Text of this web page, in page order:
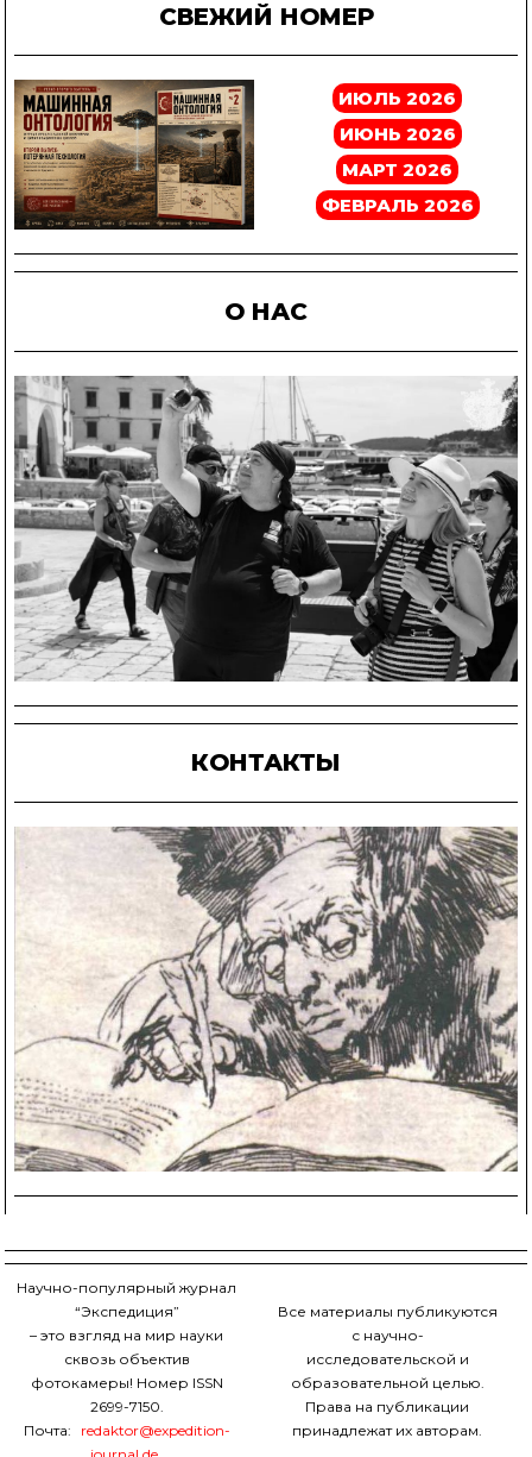
СВЕЖИЙ НОМЕР
ИЮЛЬ 2026
ИЮНЬ 2026
МАРТ 2026
ФЕВРАЛЬ 2026
О НАС
КОНТАКТЫ
Научно-популярный журнал
“Экспедиция”
– это взгляд на мир науки
сквозь объектив
фотокамеры! Номер ISSN
2699-7150.
Почта:
redaktor@expedition-
Все материалы публикуются
с научно-
исследовательской и
образовательной целью.
Права на публикации
принадлежат их авторам.